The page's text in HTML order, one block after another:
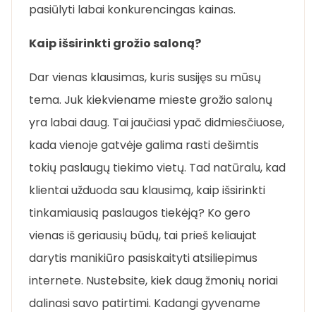
pasiūlyti labai konkurencingas kainas.
Kaip išsirinkti grožio saloną?
Dar vienas klausimas, kuris susijęs su mūsų
tema. Juk kiekviename mieste grožio salonų
yra labai daug. Tai jaučiasi ypač didmiesčiuose,
kada vienoje gatvėje galima rasti dešimtis
tokių paslaugų tiekimo vietų. Tad natūralu, kad
klientai užduoda sau klausimą, kaip išsirinkti
tinkamiausią paslaugos tiekėją? Ko gero
vienas iš geriausių būdų, tai prieš keliaujat
darytis manikiūro pasiskaityti atsiliepimus
internete. Nustebsite, kiek daug žmonių noriai
dalinasi savo patirtimi. Kadangi gyvename